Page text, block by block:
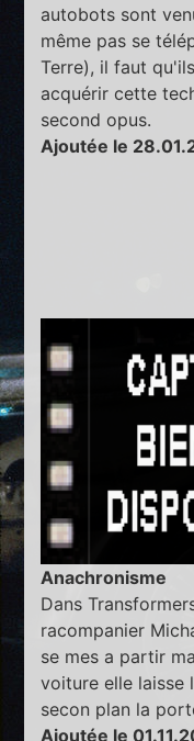
autobots sont
même pas se
Terre), il faut
acquérir cette
second opus.
Ajoutée le
Anachronisme
Dans
racompanier
se mes a partir
voiture elle laisse
secon plan la
Ajoutée le